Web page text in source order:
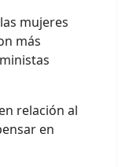
mujeres
más
relación al
en